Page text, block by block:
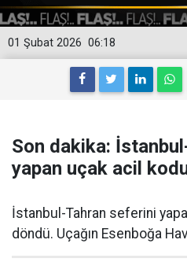
06:18
01 Şubat 2026
Son dakika:
yapan uçak acil
İstanbul-Tahran seferini
döndü. Uçağın Esenboğa